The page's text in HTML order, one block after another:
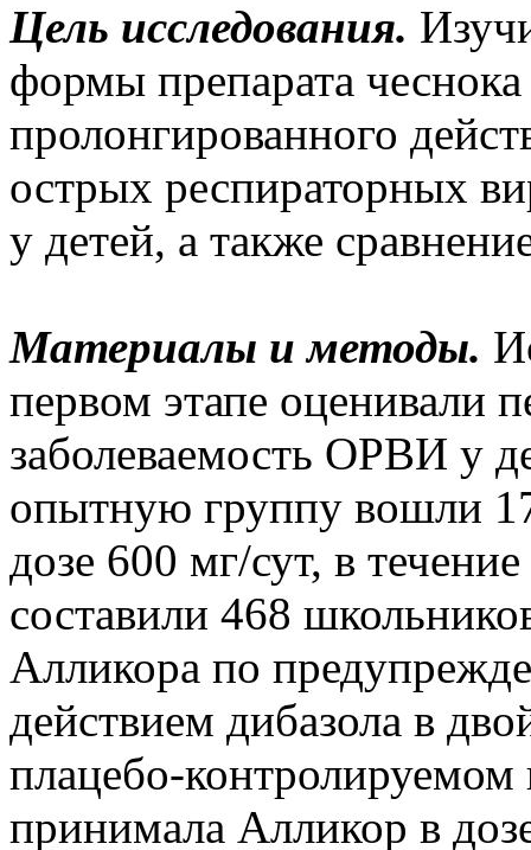
Цель исследования.
формы препарата
пролонгированного
острых респираторных
у детей, а также
Материалы и методы.
первом этапе оценивали
заболеваемость ОРВИ у
опытную группу вошли
дозе 600 мг/сут, в
составили 468
Алликора по
действием дибазола в
плацебо-контролируемом
принимала Алликор в